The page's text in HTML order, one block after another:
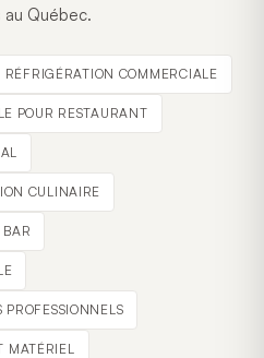
au Québec.
RÉFRIGÉRATION COMMERCIALE
POUR RESTAURANT
CULINAIRE
MATÉRIEL